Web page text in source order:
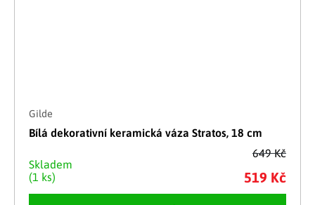
649 Kč
Gilde
Bílá dekorativní keramická váza Stratos, 18 cm
Skladem
(1 ks)
519 Kč